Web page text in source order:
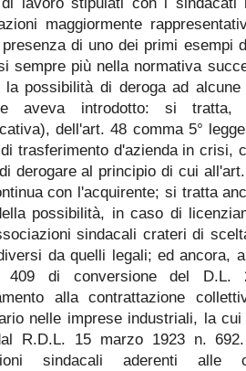
maggiormente
di uno dei primi esempi
sempre più nella normativa
la possibilità di deroga ad
aveva introdotto: si tratta,
dell'art. 48 comma 5°
trasferimento d'azienda in crisi,
derogare al principio di cui
con l'acquirente; si tratta
possibilità, in caso di
sindacali crateri di
da quelli legali; ed ancora,
409 di conversione del D.L.
alla contrattazione
nelle imprese industriali, la
R.D.L. 15 marzo 1923 n.
sindacali aderenti alle